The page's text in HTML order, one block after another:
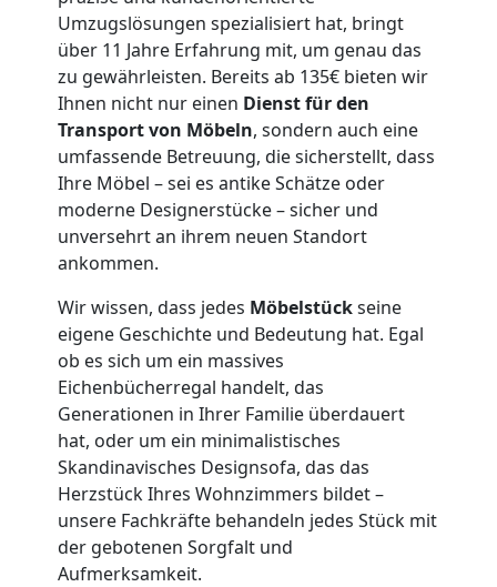
Umzugslösungen spezialisiert hat, bringt
über 11 Jahre Erfahrung mit, um genau das
zu gewährleisten. Bereits ab 135€ bieten wir
Ihnen nicht nur einen Dienst für den
Transport von Möbeln, sondern auch eine
umfassende Betreuung, die sicherstellt, dass
Ihre Möbel – sei es antike Schätze oder
moderne Designerstücke – sicher und
unversehrt an ihrem neuen Standort
ankommen.
Wir wissen, dass jedes Möbelstückseine
eigene Geschichte und Bedeutung hat. Egal
ob es sich um ein massives
Eichenbücherregal handelt, das
Generationen in Ihrer Familie überdauert
hat, oder um ein minimalistisches
Skandinavisches Designsofa, das das
Herzstück Ihres Wohnzimmers bildet –
unsere Fachkräfte behandeln jedes Stück mit
der gebotenen Sorgfalt und
Aufmerksamkeit.
Mann
LKW
Möbellift
Leonding
Übersiedlung
Leonding
Klaviertransport
Leonding